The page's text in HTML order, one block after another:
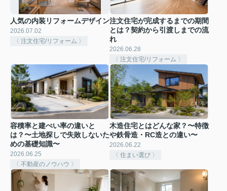
人気の内装リフォームデザイン
2026.07.02
〈 注文住宅/リフォーム 〉
注文住宅が完成するまでの期間
とは？契約から引渡しまでの流
れ
2026.06.28
〈 注文住宅/リフォーム 〉
容積率と建ぺい率の違いと
は？〜土地探しで失敗しないた
めの基礎知識〜
2026.06.25
〈 不動産のノウハウ 〉
木造住宅とはどんな家？〜特徴
や鉄骨造・RC造との違い〜
2026.06.22
〈 住まい選び 〉